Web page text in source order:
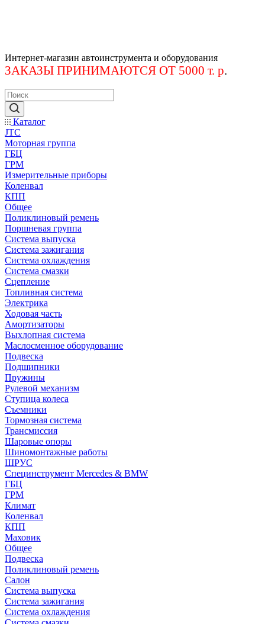
Интернет-магазин автоинструмента и оборудования
ЗАКАЗЫ ПРИНИМАЮТСЯ ОТ 5000 т. р.
Каталог
JTC
Моторная группа
ГБЦ
ГРМ
Измерительные приборы
Коленвал
КПП
Общее
Поликлиновый ремень
Поршневая группа
Система выпуска
Система зажигания
Система охлаждения
Система смазки
Сцепление
Топливная система
Электрика
Ходовая часть
Амортизаторы
Выхлопная система
Маслосменное оборудование
Подвеска
Подшипники
Пружины
Рулевой механизм
Ступица колеса
Съемники
Тормозная система
Трансмиссия
Шаровые опоры
Шиномонтажные работы
ШРУС
Специнструмент Mercedes & BMW
ГБЦ
ГРМ
Климат
Коленвал
КПП
Маховик
Общее
Подвеска
Поликлиновый ремень
Салон
Система выпуска
Система зажигания
Система охлаждения